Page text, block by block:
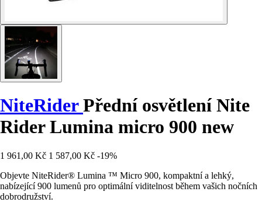
NiteRiderPřední osvětlení Nite
Rider Lumina micro 900 new
1 961,00 Kč 1 587,00 Kč -19%
Objevte NiteRider® Lumina ™ Micro 900, kompaktní a lehký,
nabízející 900 lumenů pro optimální viditelnost během vašich nočních
dobrodružství.